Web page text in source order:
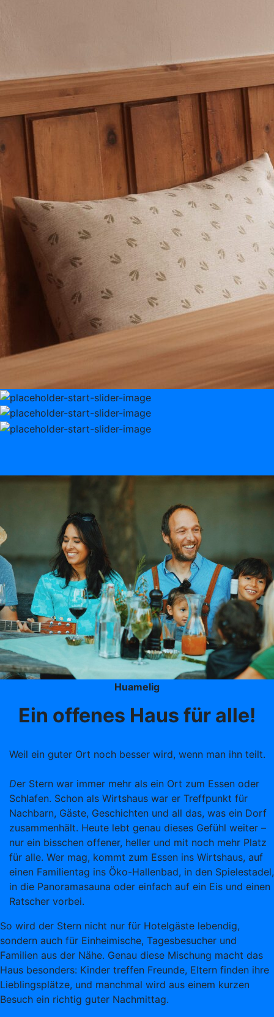
Huamelig
Ein offenes Haus für alle!
Weil ein guter Ort noch besser wird, wenn man ihn teilt.
Der Stern war immer mehr als ein Ort zum Essen oder
Schlafen. Schon als Wirtshaus war er Treffpunkt für
Nachbarn, Gäste, Geschichten und all das, was ein Dorf
zusammenhält. Heute lebt genau dieses Gefühl weiter –
nur ein bisschen offener, heller und mit noch mehr Platz
für alle. Wer mag, kommt zum Essen ins Wirtshaus, auf
einen Familientag ins Öko-Hallenbad, in den Spielestadel,
in die Panoramasauna oder einfach auf ein Eis und einen
Ratscher vorbei.
So wird der Stern nicht nur für Hotelgäste lebendig,
sondern auch für Einheimische, Tagesbesucher und
Familien aus der Nähe. Genau diese Mischung macht das
Haus besonders: Kinder treffen Freunde, Eltern finden ihre
Lieblingsplätze, und manchmal wird aus einem kurzen
Besuch ein richtig guter Nachmittag.